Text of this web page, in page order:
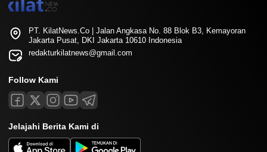
PT. KilatNews.Co | Jalan Angkasa No. 88 Blok B3, Kemayoran
Jakarta Pusat, DKI Jakarta 10610 Indonesia
redakturkilatnews@gmail.com
Follow Kami
Jelajahi Berita Kami di